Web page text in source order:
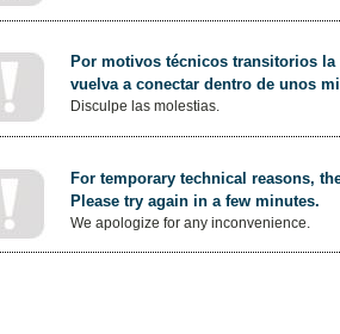
Por motivos técnicos transitorios
vuelva a conectar dentro de unos
Disculpe las molestias.
For temporary technical reasons,
Please try again in a few minutes.
We apologize for any inconvenience.